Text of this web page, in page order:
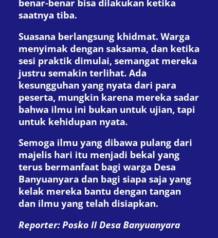
benar-benar bisa dilakukan ketika
saatnya tiba.
Suasana berlangsung khidmat. Warga
menyimak dengan saksama, dan ketika
sesi praktik dimulai, semangat mereka
justru semakin terlihat. Ada
kesungguhan yang nyata dari para
peserta, mungkin karena mereka sadar
bahwa ilmu ini bukan untuk ujian, tapi
untuk kehidupan nyata.
Semoga ilmu yang dibawa pulang dari
majelis hari itu menjadi bekal yang
terus bermanfaat bagi warga Desa
Banyuanyara dan bagi siapa saja yang
kelak mereka bantu dengan tangan
dan ilmu yang telah disiapkan.
Reporter: Posko II Desa Banyuanyara